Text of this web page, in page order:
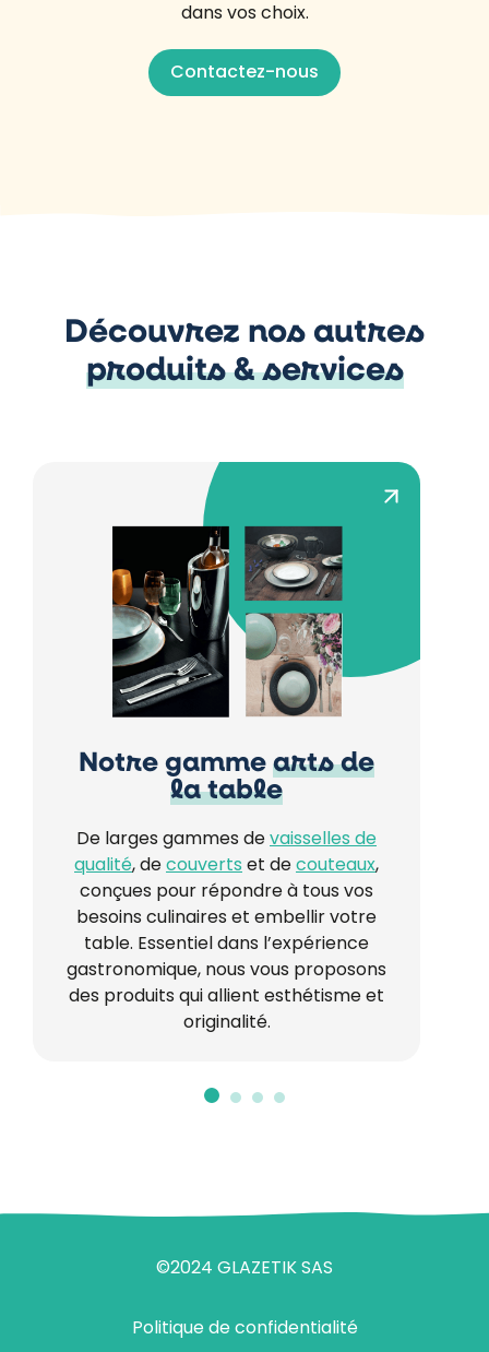
dans vos choix.
Contactez-nous
Découvrez nos autres
produits & services
Notre gamme arts de
la table
De larges gammes de vaisselles de
qualité, de couverts et de couteaux,
conçues pour répondre à tous vos
besoins culinaires et embellir votre
table. Essentiel dans l’expérience
gastronomique, nous vous proposons
des produits qui allient esthétisme et
originalité.
©2024 GLAZETIK SAS
Politique de confidentialité